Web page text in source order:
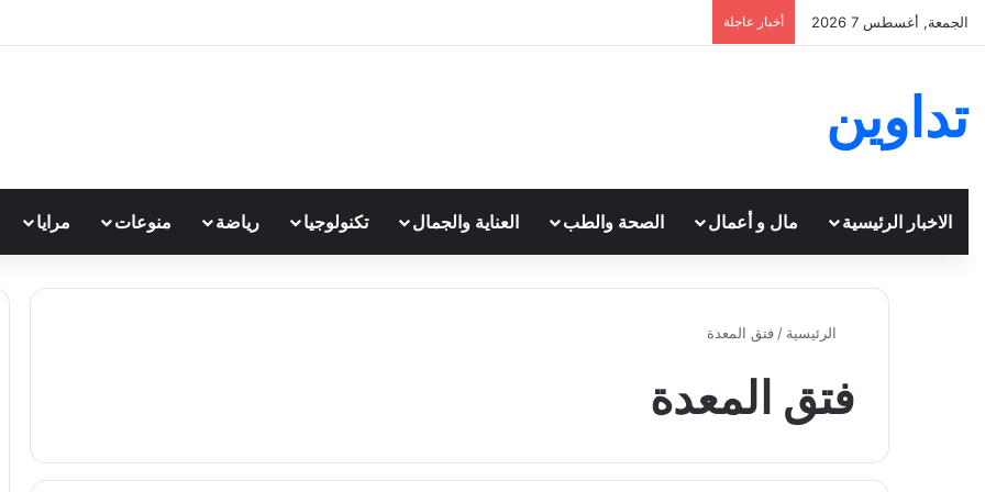
الجمعة, أغسطس 7 2026 أخبار عاجلة
تداوين
الاخبار الرئيسية مال و أعمال الصحة والطب العناية والجمال تكنولوجيا رياضة منوعات مرايا
الرئيسية / فتق المعدة
فتق المعدة